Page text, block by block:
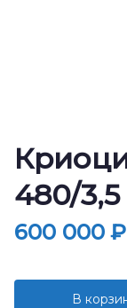
480/3,5
600 000₽
В